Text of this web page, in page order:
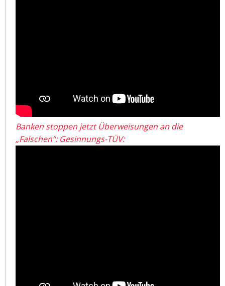
Banken stoppen jetzt Überweisungen an die
„Falschen“: Gesinnungs-TÜV: